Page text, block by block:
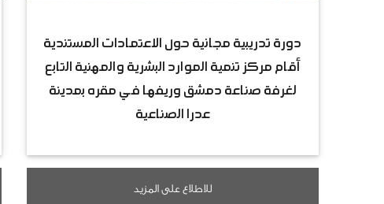
دورة تدريبية مجانية حول الاعتمادات المستندية
أقام مركز تنمية الموارد البشرية والمهنية التابع
لغرفة صناعة دمشق وريفها في مقره بمدينة
عدرا الصناعية
للاطلاع على المزيد